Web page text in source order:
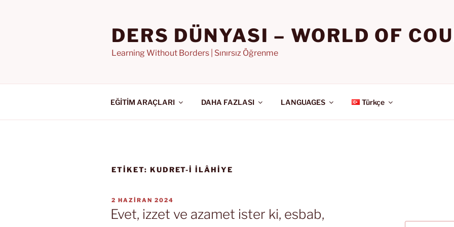
DERS DÜNYASI – WORLD OF
Learning Without Borders | Sınırsız Öğrenme
EĞİTİM ARAÇLARI DAHA FAZLASI LANGUAGES Türkçe
ETIKET: KUDRET-I İLÂHIYE
YAYIM
TARIHI
2 HAZIRAN 2024
Evet, izzet ve azamet ister ki, esbab,